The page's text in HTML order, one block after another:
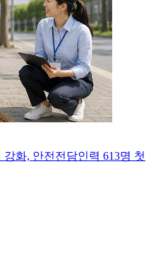
화, 안전전담인력 613명 첫